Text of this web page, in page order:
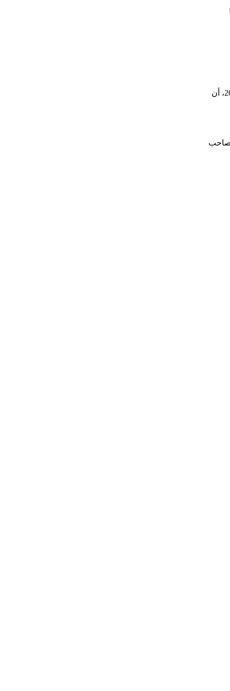
وليس حديثًا هذا الأمر، فاعتاد النادي الكتالوني خلال السنوات القليلة الماضية وتحديدًا منذ تعاقده مع سبوتفاي الراعي الرسمي له في عام 2022، أن
التقليدي صاحب